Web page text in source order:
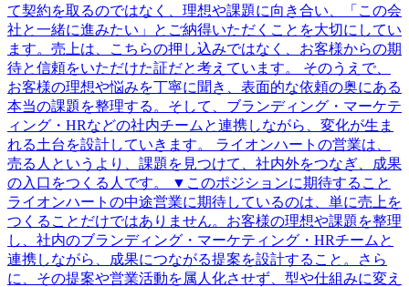
て契約を取るのではなく、理想や課題に向き合い、「この会
社と一緒に進みたい」とご納得いただくことを大切にしてい
ます。売上は、こちらの押し込みではなく、お客様からの期
待と信頼をいただけた証だと考えています。 そのうえで、
お客様の理想や悩みを丁寧に聞き、表面的な依頼の奥にある
本当の課題を整理する。そして、ブランディング・マーケテ
ィング・HRなどの社内チームと連携しながら、変化が生ま
れる土台を設計していきます。 ライオンハートの営業は、
売る人というより、課題を見つけて、社内外をつなぎ、成果
の入口をつくる人です。 ▼このポジションに期待すること
ライオンハートの中途営業に期待しているのは、単に売上を
つくることだけではありません。お客様の理想や課題を整理
し、社内のブランディング・マーケティング・HRチームと
連携しながら、成果につながる提案を設計すること。さら
に、その提案や営業活動を属人化させず、型や仕組みに変え